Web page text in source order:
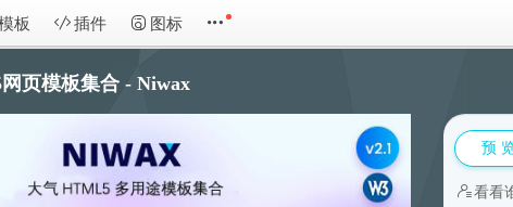
板 插件 图标
页模板集合 - Niwax
预
看看